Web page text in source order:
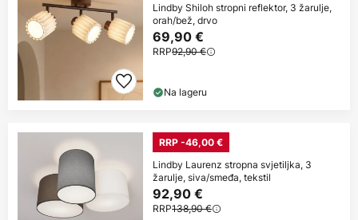
Lindby Shiloh stropni reflektor, 3 žarulje,
orah/bež, drvo
69,90 €
RRP92,90 €
Na lageru
RRP -46,00 €
Lindby Laurenz stropna svjetiljka, 3
žarulje, siva/smeđa, tekstil
92,90 €
RRP138,90 €